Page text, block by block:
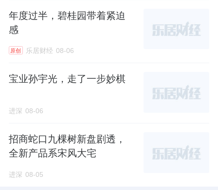
年度过半，碧桂园带着紧迫
感
原创 乐居财经 08-06
宝业孙宇光，走了一步妙棋
进深 08-06
招商蛇口九棵树新盘剧透，
全新产品系宋风大宅
进深 08-05